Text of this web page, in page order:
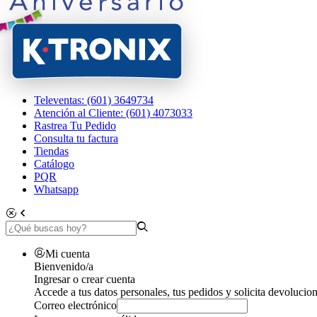
Televentas: (601) 3649734
Atención al Cliente: (601) 4073033
Rastrea Tu Pedido
Consulta tu factura
Tiendas
Catálogo
PQR
Whatsapp
Mi cuenta
Bienvenido/a
Ingresar o crear cuenta
Accede a tus datos personales, tus pedidos y solicita
Correo electrónico